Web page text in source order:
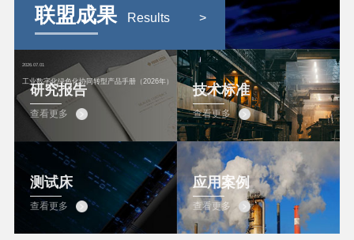
联盟成果 Results >
2026.07.01
工业数字化绿色化协同转型产品手册（2026年）
研究报告
查看更多
技术标准
查看更多
测试床
查看更多
应用案例
查看更多